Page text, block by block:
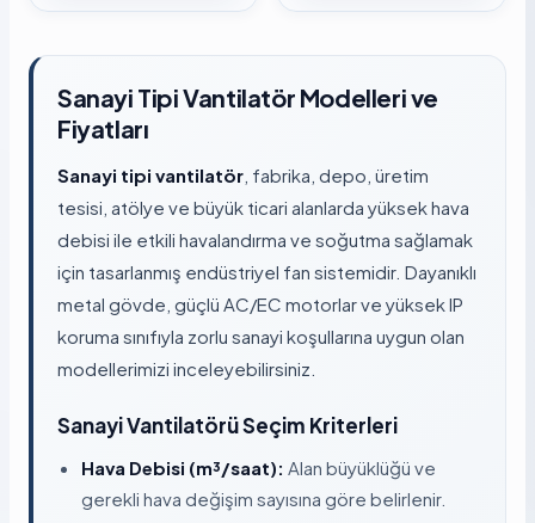
Sanayi Tipi Vantilatör Modelleri ve
Fiyatları
Sanayi tipi vantilatör , fabrika, depo, üretim
tesisi, atölye ve büyük ticari alanlarda yüksek hava
debisi ile etkili havalandırma ve soğutma sağlamak
için tasarlanmış endüstriyel fan sistemidir. Dayanıklı
metal gövde, güçlü AC/EC motorlar ve yüksek IP
koruma sınıfıyla zorlu sanayi koşullarına uygun olan
modellerimizi inceleyebilirsiniz.
Sanayi Vantilatörü Seçim Kriterleri
Hava Debisi (m³/saat): Alan büyüklüğü ve
gerekli hava değişim sayısına göre belirlenir.